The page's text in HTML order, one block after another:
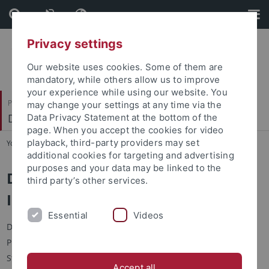
Skip
to
content
Skip
to
footer
Philosophische Fakultät
Deutsches Seminar
You are here: Startseite ... DaF und interkulturelle Programme
Deutsch als Fremdsprache und
Interkulturelle Programme
Die Abteilung "Deutsch als Fremdsprache und Interkulturelle
Programme" ist eine Universitätseinrichtung, die für
Studierende und Gäste aus dem Ausland Kurse und
Privacy settings
Our website uses cookies. Some of them are
mandatory, while others allow us to improve
your experience while using our website. You
may change your settings at any time via the
Data Privacy Statement at the bottom of the
page. When you accept the cookies for video
playback, third-party providers may set
additional cookies for targeting and advertising
purposes and your data may be linked to the
third party’s other services.
Essential Videos